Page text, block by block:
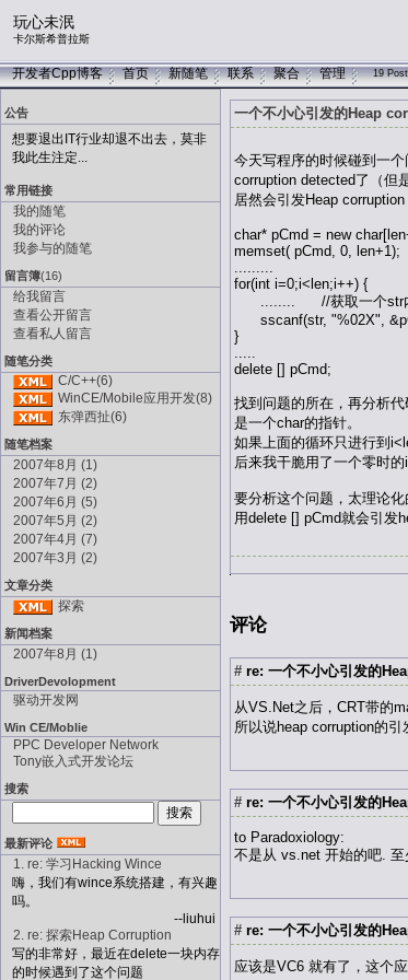
玩心未泯
卡尔斯希普拉斯
开发者Cpp博客 首页 新随笔 联系 聚合 管理 19
公告
想要退出IT行业却退不出去，莫非
我此生注定...
常用链接
我的随笔
我的评论
我参与的随笔
留言簿(16)
给我留言
查看公开留言
查看私人留言
随笔分类
C/C++(6)
WinCE/Mobile应用开发(8)
东弹西扯(6)
随笔档案
2007年8月 (1)
2007年7月 (2)
2007年6月 (5)
2007年5月 (2)
2007年4月 (7)
2007年3月 (2)
文章分类
探索
新闻档案
2007年8月 (1)
DriverDevolopment
驱动开发网
Win CE/Moblie
PPC Developer Network
Tony嵌入式开发论坛
搜索
最新评论
1. re: 学习Hacking Wince
嗨，我们有wince系统搭建，有兴趣
吗。
--liuhui
2. re: 探索Heap Corruption
写的非常好，最近在delete一块内存
的时候遇到了这个问题
一个不小心引发的Heap
今天写程序的时候碰到一
corruption detected了（但
居然会引发Heap
char* pCmd = new
memset( pCmd, 0, len+1);
.........
for(int i=0;i<len;i++) {
........ //获取一个str内
sscanf(str, "%02X",
}
.....
delete [] pCmd;
找到问题的所在，再分析
是一个char的指针。
如果上面的循环只进行到
后来我干脆用了一个零时的
要分析这个问题，太理论
用delete [] pCmd就会引发
评论
# re: 一个不小心引发的
从VS.Net之后，CRT带的
所以说heap corruption的
# re: 一个不小心引发的
to Paradoxiology:
不是从 vs.net 开始的吧.
# re: 一个不小心引发的
应该是VC6 就有了，这个